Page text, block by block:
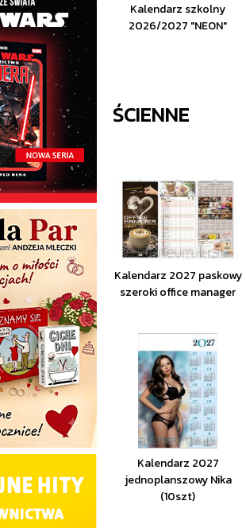
Kalendarz szkolny
2026/2027 "NEON"
ŚCIENNE
Kalendarz 2027 paskowy
szeroki office manager
Kalendarz 2027
jednoplanszowy Nika
(10szt)